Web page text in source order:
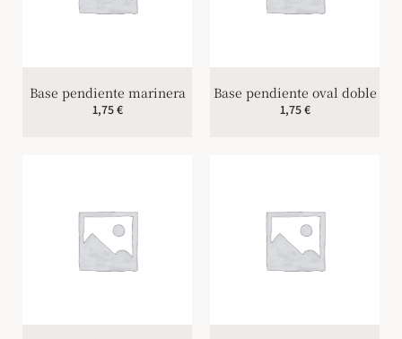
Base pendiente marinera
1,75€
Base pendiente oval doble
1,75€